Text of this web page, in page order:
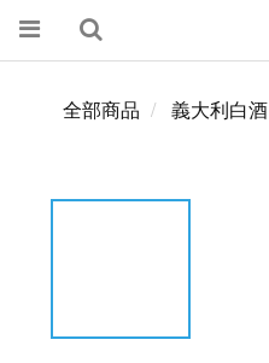
全部商品 義大利白酒